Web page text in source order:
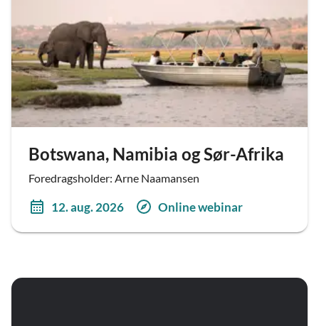
Botswana, Namibia og Sør-Afrika
Foredragsholder: Arne Naamansen
12. aug. 2026 Online webinar